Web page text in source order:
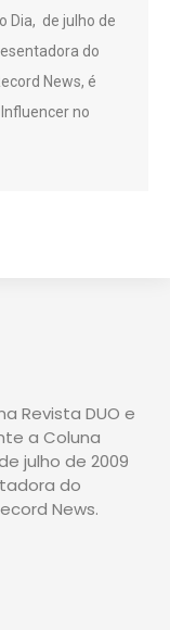
Dia, de julho de
do
News, é
no
Revista DUO e
a Coluna
julho de 2009
do
News.